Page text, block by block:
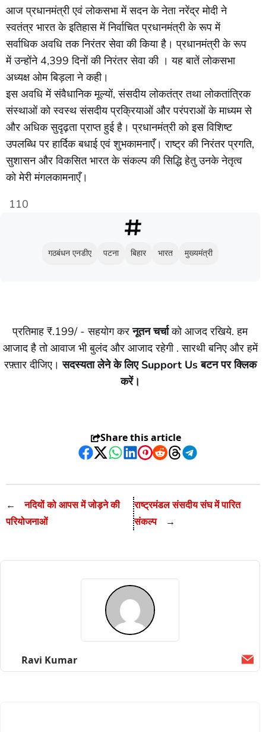
आज प्रधानमंत्री एवं लोकसभा में सदन के नेता नरेंद्र मोदी ने
स्वतंत्र भारत के इतिहास में निर्वाचित प्रधानमंत्री के रूप में
सर्वाधिक अवधि तक निरंतर सेवा की किया है। प्रधानमंत्री के रूप
में उन्होंने 4,399 दिनों की निरंतर सेवा की । यह बातें लोकसभा
अध्यक्ष ओम बिड़ला ने कही।
इस अवधि में संवैधानिक मूल्यों, संसदीय लोकतंत्र तथा लोकतांत्रिक
संस्थाओं को स्वस्थ संसदीय प्रक्रियाओं और परंपराओं के माध्यम से
और अधिक सुदृढ़ता प्राप्त हुई है। प्रधानमंत्री को इस विशिष्ट
उपलब्धि पर हार्दिक बधाई एवं शुभकामनाएँ। राष्ट्र की निरंतर प्रगति,
सुशासन और विकसित भारत के संकल्प की सिद्धि हेतु उनके नेतृत्व
को मेरी मंगलकामनाएँ।
110
गठबंधन एनडीए पटना बिहार भारत मुख्यमंत्री
प्रतिमाह ₹.199/ - सहयोग करनूतन चर्चाको आजद रखिये. हम
आजाद है तो आवाज भी बुलंद और आजाद रहेगी . सारथी बनिए और हमें
रफ़्तार दीजिए।सदस्यता लेने के लिए Support Us बटन पर क्लिक
करें।
Share this article
Facebook
TwitterWhatsApp
LinkedInPinterest
RedditThreadsTelegram
←
नदियों को आपस में जोड़ने की
परियोजनाओं
राष्ट्रमंडल संसदीय संघ में पारित
संकल्प
→
Ravi Kumar